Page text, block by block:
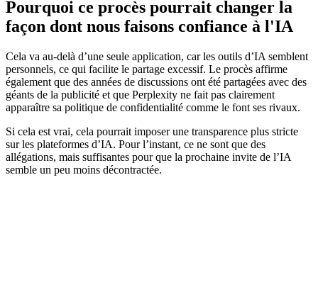
Pourquoi ce procès pourrait changer la
façon dont nous faisons confiance à l'IA
Cela va au-delà d’une seule application, car les outils d’IA semblent
personnels, ce qui facilite le partage excessif. Le procès affirme
également que des années de discussions ont été partagées avec des
géants de la publicité et que Perplexity ne fait pas clairement
apparaître sa politique de confidentialité comme le font ses rivaux.
Si cela est vrai, cela pourrait imposer une transparence plus stricte
sur les plateformes d’IA. Pour l’instant, ce ne sont que des
allégations, mais suffisantes pour que la prochaine invite de l’IA
semble un peu moins décontractée.